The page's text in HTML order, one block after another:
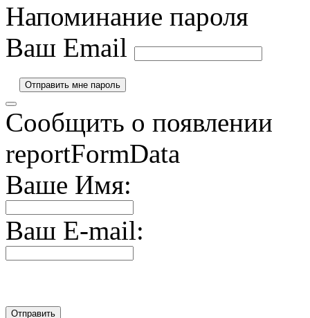
Напоминание пароля
Ваш Email
Сообщить о появлении
reportFormData
Ваше Имя:
Ваш E-mail: